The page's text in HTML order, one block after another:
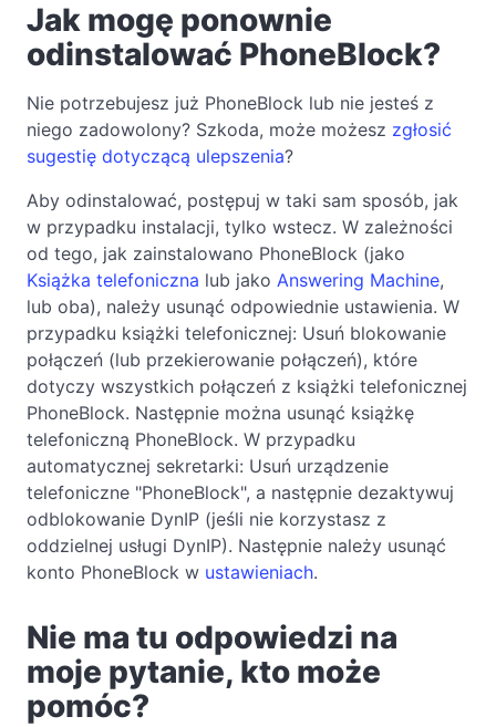
Jak mogę ponownie
odinstalować PhoneBlock?
Nie potrzebujesz już PhoneBlock lub nie jesteś z
niego zadowolony? Szkoda, może możesz zgłosić
sugestię dotyczącą ulepszenia?
Aby odinstalować, postępuj w taki sam sposób, jak
w przypadku instalacji, tylko wstecz. W zależności
od tego, jak zainstalowano PhoneBlock (jako
Książka telefoniczna lub jako Answering Machine,
lub oba), należy usunąć odpowiednie ustawienia. W
przypadku książki telefonicznej: Usuń blokowanie
połączeń (lub przekierowanie połączeń), które
dotyczy wszystkich połączeń z książki telefonicznej
PhoneBlock. Następnie można usunąć książkę
telefoniczną PhoneBlock. W przypadku
automatycznej sekretarki: Usuń urządzenie
telefoniczne "PhoneBlock", a następnie dezaktywuj
odblokowanie DynIP (jeśli nie korzystasz z
oddzielnej usługi DynIP). Następnie należy usunąć
konto PhoneBlock w ustawieniach.
Nie ma tu odpowiedzi na
moje pytanie, kto może
pomóc?